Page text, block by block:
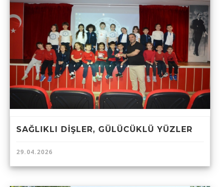
SAĞLIKLI DİŞLER, GÜLÜCÜKLÜ YÜZLER
29.04.2026